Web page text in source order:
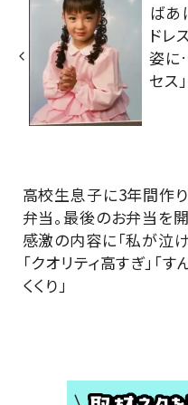
ばあ
ドレ
姿に
セス
高校生息子に3年間作
弁当。最後のお弁当を開
感激の内容に「私が泣け
「クオリティ高すぎ」「
くくり」